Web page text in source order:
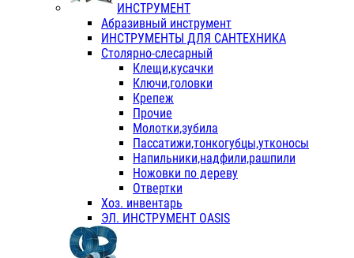
ИНСТРУМЕНТ
Абразивный инструмент
ИНСТРУМЕНТЫ ДЛЯ САНТЕХНИКА
Столярно-слесарный
Клещи,кусачки
Ключи,головки
Крепеж
Прочие
Молотки,зубила
Пассатижи,тонкогубцы,утконосы
Напильники,надфили,рашпили
Ножовки по дереву
Отвертки
Хоз. инвентарь
ЭЛ. ИНСТРУМЕНТ OASIS